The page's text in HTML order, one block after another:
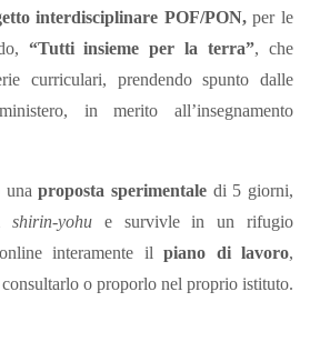
interdisciplinare POF/PON,per le
“Tutti insieme per la terra”, che
curriculari, prendendo spunto dalle
in merito all’insegnamento
unaproposta sperimentale di 5 giorni,
shirin-yohu e survivle in un rifugio
interamente ilpiano di lavoro,
o proporlo nel proprio istituto.